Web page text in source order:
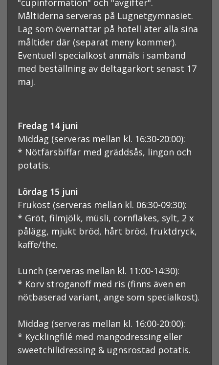
"cupinformation" och "avgifter".
Måltiderna serveras på Lugnetgymnasiet.
Lag som övernattar på hotell äter alla sina
måltider där (separat meny kommer).
Eventuell specialkost anmäls i samband
med beställning av deltagarkort senast 17
maj.
Fredag 14 juni
Middag (serveras mellan kl. 16:30-20:00):
* Nötfärsbiffar med gräddsås, lingon och
potatis.
Lördag 15 juni
Frukost (serveras mellan kl. 06:30-09:30):
* Gröt, filmjölk, müsli, cornflakes, sylt, 2 x
pålägg, mjukt bröd, hårt bröd, fruktdryck,
kaffe/the.
Lunch (serveras mellan kl. 11:00-14:30):
* Korv stroganoff med ris (finns även en
nötbaserad variant, ange som specialkost).
Middag (serveras mellan kl. 16:00-20:00):
* Kycklingfilé med mangodressing eller
sweetchilidressing & ugnsrostad potatis.